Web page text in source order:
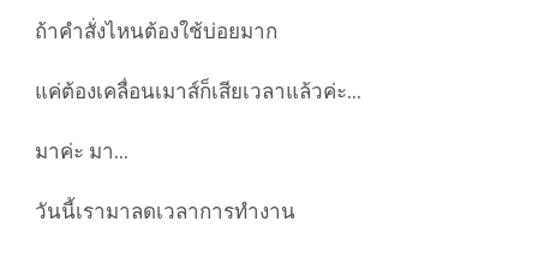
ถ้าคำสั่งไหนต้องใช้บ่อยมาก
แค่ต้องเคลื่อนเมาส์ก็เสียเวลาแล้วค่ะ...
มาค่ะ มา...
วันนี้เรามาลดเวลาการทำงาน